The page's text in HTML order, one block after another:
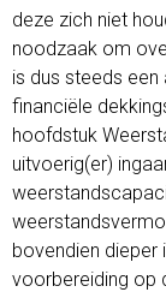
deze zich niet
noodzaak om
is dus steeds een
financiële
hoofdstuk
uitvoerig(er)
bovendien dieper
voorbereiding op